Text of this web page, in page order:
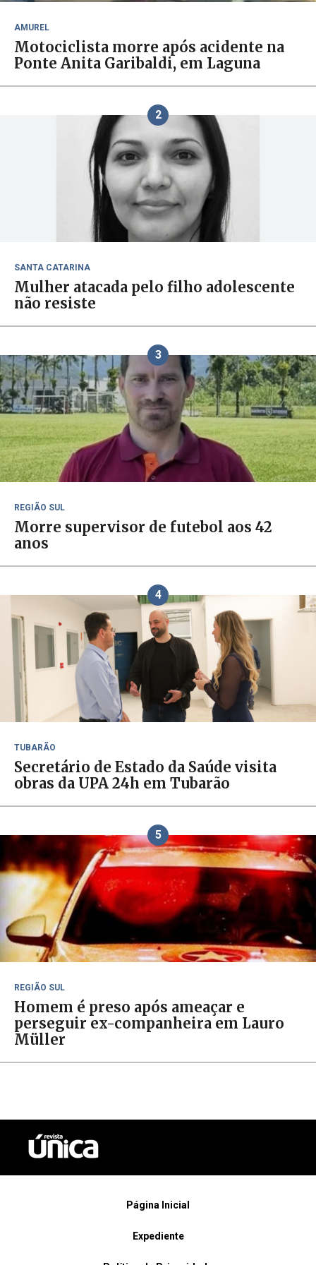
AMUREL
Motociclista morre após acidente na
Ponte Anita Garibaldi, em Laguna
2
SANTA CATARINA
Mulher atacada pelo filho adolescente
não resiste
3
REGIÃO SUL
Morre supervisor de futebol aos 42
anos
4
TUBARÃO
Secretário de Estado da Saúde visita
obras da UPA 24h em Tubarão
5
REGIÃO SUL
Homem é preso após ameaçar e
perseguir ex-companheira em Lauro
Müller
Página Inicial
Expediente